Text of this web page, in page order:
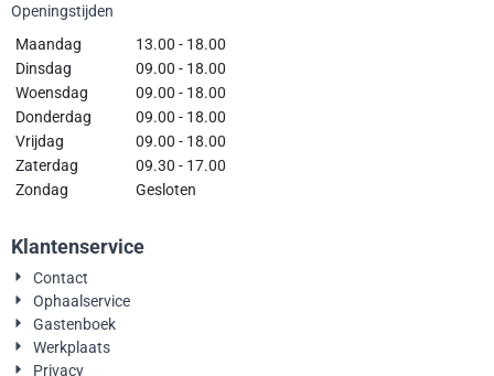
Openingstijden
Maandag
13.00 - 18.00
Dinsdag
09.00 - 18.00
Woensdag
09.00 - 18.00
Donderdag
09.00 - 18.00
Vrijdag
09.00 - 18.00
Zaterdag
09.30 - 17.00
Zondag
Gesloten
Klantenservice
Contact
Ophaalservice
Gastenboek
Werkplaats
Privacy